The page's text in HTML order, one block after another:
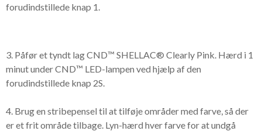
forudindstillede knap 1.
3. Påfør et tyndt lag CND™ SHELLAC® Clearly Pink. Hærd i 1
minut under CND™ LED-lampen ved hjælp af den
forudindstillede knap 2S.
4. Brug en stribepensel til at tilføje områder med farve, så der
er et frit område tilbage. Lyn-hærd hver farve for at undgå